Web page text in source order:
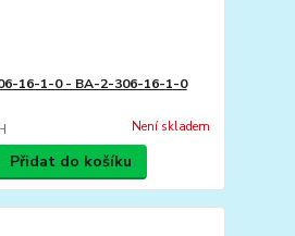
16-1-0 - BA-2-306-16-1-0
Není skladem
Přidat do košíku